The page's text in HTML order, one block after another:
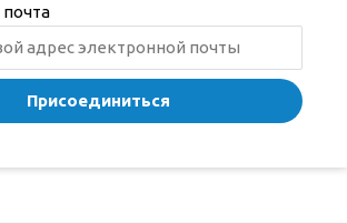
Присоединиться